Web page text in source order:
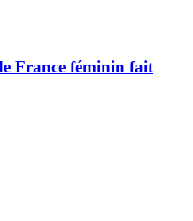
France féminin fait